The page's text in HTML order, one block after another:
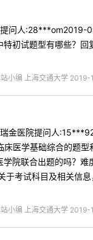
问人:28***om2019-
初试题型有哪些？回
小编 上海交通大学 2019-
金医院提问人
医学基础综合的题型
学院联合出题的吗？难
于考试科目及相关信
小编 上海交通大学 2019-